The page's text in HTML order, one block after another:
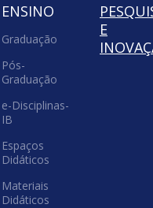
ENSINO
Graduação
Pós-
Graduação
e-Disciplinas-
IB
Espaços
Didáticos
Materiais
Didáticos
E